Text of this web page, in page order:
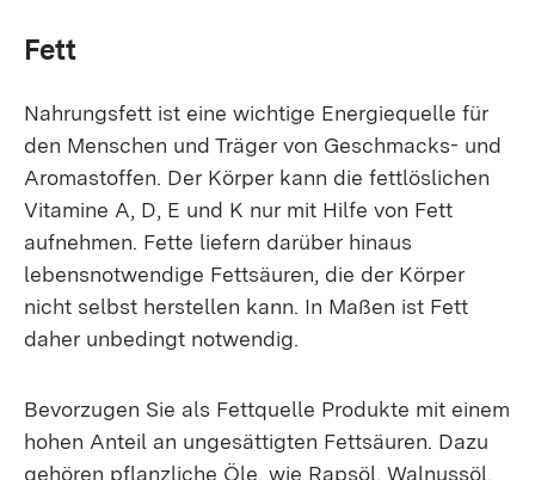
Fett
Nahrungsfett ist eine wichtige Energiequelle für
den Menschen und Träger von Geschmacks- und
Aromastoffen. Der Körper kann die fettlöslichen
Vitamine A, D, E und K nur mit Hilfe von Fett
aufnehmen. Fette liefern darüber hinaus
lebensnotwendige Fettsäuren, die der Körper
nicht selbst herstellen kann. In Maßen ist Fett
daher unbedingt notwendig.
Bevorzugen Sie als Fettquelle Produkte mit einem
hohen Anteil an ungesättigten Fettsäuren. Dazu
gehören pflanzliche Öle, wie Rapsöl, Walnussöl,